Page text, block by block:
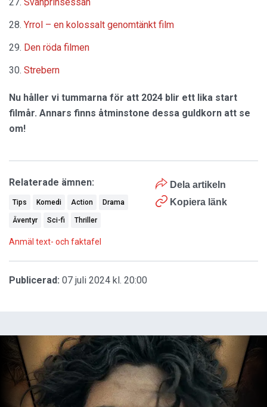
Yrrol – en kolossalt genomtänkt film
Den röda filmen
Strebern
Nu håller vi tummarna för att 2024 blir ett lika start
filmår. Annars finns åtminstone dessa guldkorn att se
om!
Dela artikeln
Kopiera länk
Relaterade ämnen:
Tips Komedi Action Drama
Äventyr Sci-fi Thriller
Anmäl text- och faktafel
Publicerad: 07 juli 2024 kl. 20:00